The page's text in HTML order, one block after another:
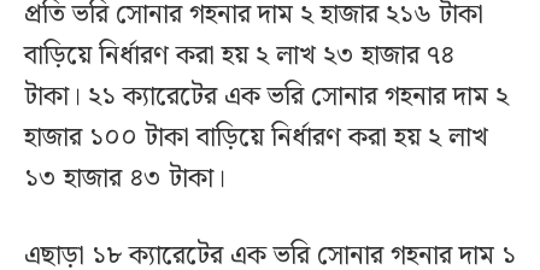
প্রতি ভরি সোনার গহনার দাম ২ হাজার ২১৬ টাকা
বাড়িয়ে নির্ধারণ করা হয় ২ লাখ ২৩ হাজার ৭৪
টাকা। ২১ ক্যারেটের এক ভরি সোনার গহনার দাম ২
হাজার ১০০ টাকা বাড়িয়ে নির্ধারণ করা হয় ২ লাখ
১৩ হাজার ৪৩ টাকা।
এছাড়া ১৮ ক্যারেটের এক ভরি সোনার গহনার দাম ১